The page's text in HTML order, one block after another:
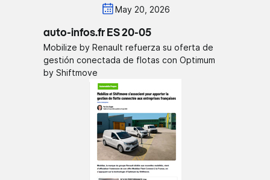
May 20, 2026
auto-infos.fr ES 20-05
Mobilize by Renault refuerza su oferta de
gestión conectada de flotas con Optimum
by Shiftmove